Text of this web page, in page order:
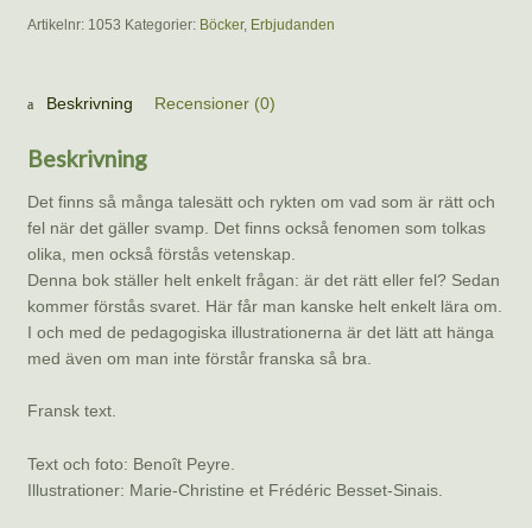
Vrai
Peyre
mängd
Artikelnr: 1053 Kategorier: Böcker, Erbjudanden
Beskrivning Recensioner (0)
Beskrivning
Det finns så många talesätt och rykten om vad som är rätt och
fel när det gäller svamp. Det finns också fenomen som tolkas
olika, men också förstås vetenskap.
Denna bok ställer helt enkelt frågan: är det rätt eller fel? Sedan
kommer förstås svaret. Här får man kanske helt enkelt lära om.
I och med de pedagogiska illustrationerna är det lätt att hänga
med även om man inte förstår franska så bra.
Fransk text.
Text och foto: Benoît Peyre.
Illustrationer: Marie-Christine et Frédéric Besset-Sinais.